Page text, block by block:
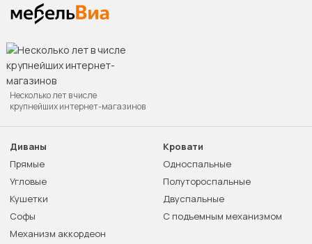
Несколько лет в числе
крупнейших интернет-магазинов
Диваны
Прямые
Угловые
Кушетки
Софы
Механизм аккордеон
Кровати
Односпальные
Полутороспальные
Двуспальные
С подъемным механизмом